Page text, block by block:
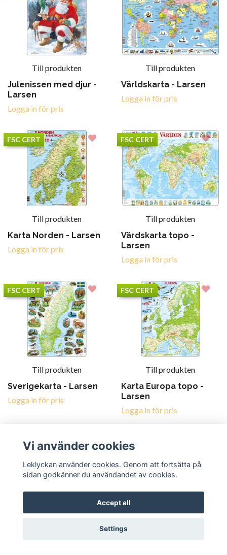
Till produkten
Julenissen med djur -
Larsen
Logga in för pris
Till produkten
Världskarta - Larsen
Logga in för pris
FSC CERT
Till produkten
Karta Norden - Larsen
Logga in för pris
FSC CERT
Till produkten
Värdskarta topo -
Larsen
Logga in för pris
FSC CERT
Till produkten
Sverigekarta - Larsen
Logga in för pris
FSC CERT
Till produkten
Karta Europa topo -
Larsen
Logga in för pris
FSC CERT FSC CERT
Vi använder cookies
Leklyckan använder cookies. Genom att fortsätta på
sidan godkänner du användandet av cookies.
Accept all
Settings